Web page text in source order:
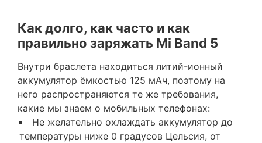
Как долго, как часто и как
правильно заряжать Mi Band 5
Внутри браслета находиться литий-ионный
аккумулятор ёмкостью 125 мАч, поэтому на
него распространяются те же требования,
какие мы знаем о мобильных телефонах:
Не желательно охлаждать аккумулятор до
температуры ниже 0 градусов Цельсия, от